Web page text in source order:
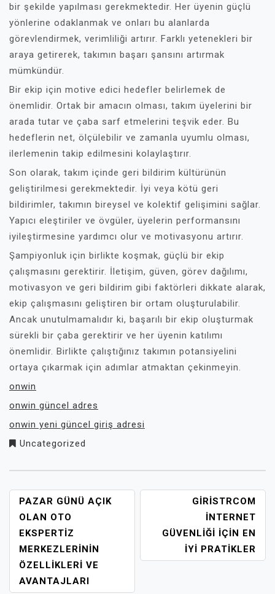
bir şekilde yapılması gerekmektedir. Her üyenin güçlü
yönlerine odaklanmak ve onları bu alanlarda
görevlendirmek, verimliliği artırır. Farklı yetenekleri bir
araya getirerek, takımın başarı şansını artırmak
mümkündür.
Bir ekip için motive edici hedefler belirlemek de
önemlidir. Ortak bir amacın olması, takım üyelerini bir
arada tutar ve çaba sarf etmelerini teşvik eder. Bu
hedeflerin net, ölçülebilir ve zamanla uyumlu olması,
ilerlemenin takip edilmesini kolaylaştırır.
Son olarak, takım içinde geri bildirim kültürünün
geliştirilmesi gerekmektedir. İyi veya kötü geri
bildirimler, takımın bireysel ve kolektif gelişimini sağlar.
Yapıcı eleştiriler ve övgüler, üyelerin performansını
iyileştirmesine yardımcı olur ve motivasyonu artırır.
Şampiyonluk için birlikte koşmak, güçlü bir ekip
çalışmasını gerektirir. İletişim, güven, görev dağılımı,
motivasyon ve geri bildirim gibi faktörleri dikkate alarak,
ekip çalışmasını geliştiren bir ortam oluşturulabilir.
Ancak unutulmamalıdır ki, başarılı bir ekip oluşturmak
sürekli bir çaba gerektirir ve her üyenin katılımı
önemlidir. Birlikte çalıştığınız takımın potansiyelini
ortaya çıkarmak için adımlar atmaktan çekinmeyin.
onwin
onwin güncel adres
onwin yeni güncel giriş adresi
Uncategorized
YAZI
GEZINMESI
PAZAR GÜNÜ AÇIK
OLAN OTO
EKSPERTIZ
MERKEZLERININ
ÖZELLIKLERI VE
AVANTAJLARI
GIRISTRCOM
İNTERNET
GÜVENLIĞI İÇIN EN
İYI PRATIKLER